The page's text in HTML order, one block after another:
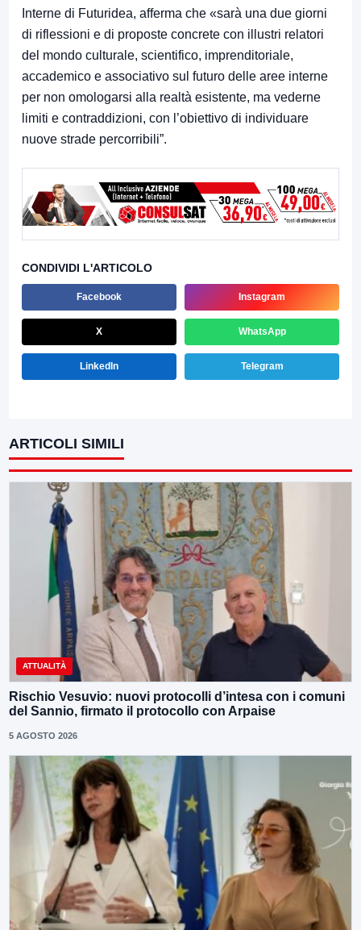
Interne di Futuridea, afferma che «sarà una due giorni
di riflessioni e di proposte concrete con illustri relatori
del mondo culturale, scientifico, imprenditoriale,
accademico e associativo sul futuro delle aree interne
per non omologarsi alla realtà esistente, ma vederne
limiti e contraddizioni, con l’obiettivo di individuare
nuove strade percorribili”.
CONDIVIDI L'ARTICOLO
Facebook Instagram
X WhatsApp
LinkedIn Telegram
ARTICOLI SIMILI
ATTUALITÀ
Rischio Vesuvio: nuovi protocolli d’intesa con i comuni
del Sannio, firmato il protocollo con Arpaise
5 AGOSTO 2026